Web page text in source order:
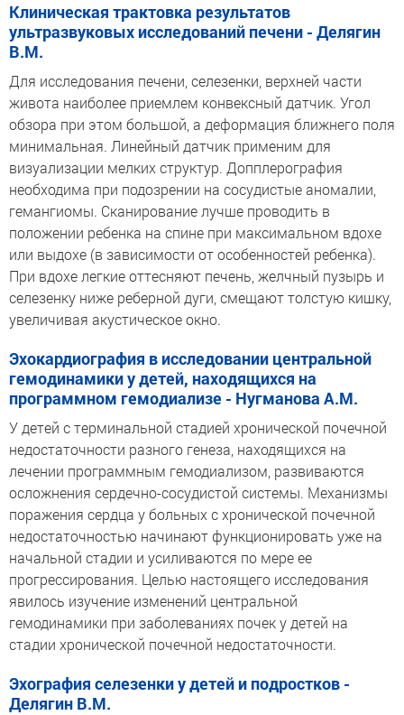
Клиническая трактовка результатов
ультразвуковых исследований печени - Делягин
В.М.
Для исследования печени, селезенки, верхней части
живота наиболее приемлем конвексный датчик. Угол
обзора при этом большой, а деформация ближнего поля
минимальная. Линейный датчик применим для
визуализации мелких структур. Допплерография
необходима при подозрении на сосудистые аномалии,
гемангиомы. Сканирование лучше проводить в
положении ребенка на спине при максимальном вдохе
или выдохе (в зависимости от особенностей ребенка).
При вдохе легкие оттесняют печень, желчный пузырь и
селезенку ниже реберной дуги, смещают толстую кишку,
увеличивая акустическое окно.
Эхокардиография в исследовании центральной
гемодинамики у детей, находящихся на
программном гемодиализе - Нугманова А.М.
У детей с терминальной стадией хронической почечной
недостаточности разного генеза, находящихся на
лечении программным гемодиализом, развиваются
осложнения сердечно-сосудистой системы. Механизмы
поражения сердца у больных с хронической почечной
недостаточностью начинают функционировать уже на
начальной стадии и усиливаются по мере ее
прогрессирования. Целью настоящего исследования
явилось изучение изменений центральной
гемодинамики при заболеваниях почек у детей на
стадии хронической почечной недостаточности.
Эхография селезенки у детей и подростков -
Делягин В.М.